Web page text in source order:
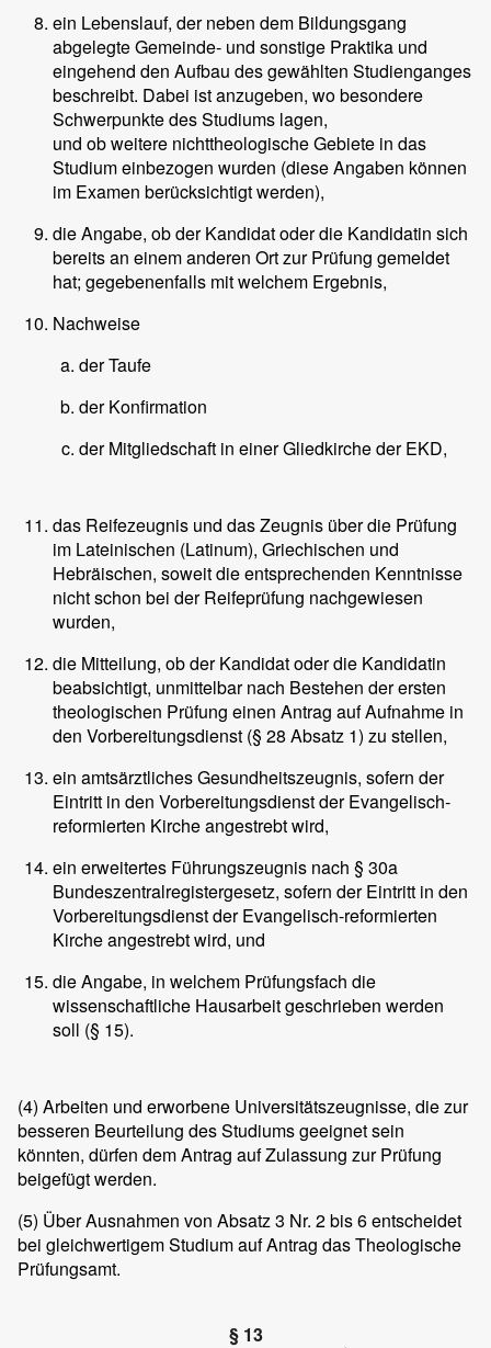
ein Lebenslauf, der neben dem Bildungsgang
abgelegte Gemeinde- und sonstige Praktika und
eingehend den Aufbau des gewählten Studienganges
beschreibt. Dabei ist anzugeben, wo besondere
Schwerpunkte des Studiums lagen,
und ob weitere nichttheologische Gebiete in das
Studium einbezogen wurden (diese Angaben können
im Examen berücksichtigt werden),
die Angabe, ob der Kandidat oder die Kandidatin sich
bereits an einem anderen Ort zur Prüfung gemeldet
hat; gegebenenfalls mit welchem Ergebnis,
Nachweise
der Taufe
der Konfirmation
der Mitgliedschaft in einer Gliedkirche der EKD,
das Reifezeugnis und das Zeugnis über die Prüfung
im Lateinischen (Latinum), Griechischen und
Hebräischen, soweit die entsprechenden Kenntnisse
nicht schon bei der Reifeprüfung nachgewiesen
wurden,
die Mitteilung, ob der Kandidat oder die Kandidatin
beabsichtigt, unmittelbar nach Bestehen der ersten
theologischen Prüfung einen Antrag auf Aufnahme in
den Vorbereitungsdienst (§ 28 Absatz 1) zu stellen,
ein amtsärztliches Gesundheitszeugnis, sofern der
Eintritt in den Vorbereitungsdienst der Evangelisch-
reformierten Kirche angestrebt wird,
ein erweitertes Führungszeugnis nach § 30a
Bundeszentralregistergesetz, sofern der Eintritt in den
Vorbereitungsdienst der Evangelisch-reformierten
Kirche angestrebt wird, und
die Angabe, in welchem Prüfungsfach die
wissenschaftliche Hausarbeit geschrieben werden
soll (§ 15).
(4) Arbeiten und erworbene Universitätszeugnisse, die zur
besseren Beurteilung des Studiums geeignet sein
könnten, dürfen dem Antrag auf Zulassung zur Prüfung
beigefügt werden.
(5) Über Ausnahmen von Absatz 3 Nr. 2 bis 6 entscheidet
bei gleichwertigem Studium auf Antrag das Theologische
Prüfungsamt.
§ 13